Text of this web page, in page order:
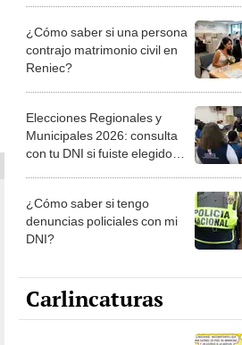
¿Cómo saber si una persona
contrajo matrimonio civil en
Reniec?
Elecciones Regionales y
Municipales 2026: consulta
con tu DNI si fuiste elegido
la ONPE
¿Cómo saber si tengo
denuncias policiales con mi
DNI?
Carlincaturas